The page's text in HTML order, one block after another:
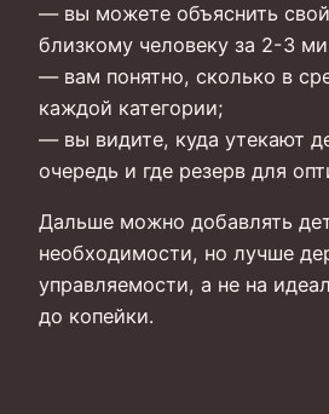
— вы можете объяснить
близкому человеку за 2-3
— вам понятно, сколько в
каждой категории;
— вы видите, куда утекают
очередь и где резерв для
Дальше можно добавлять
необходимости, но лучше
управляемости, а не на
до копейки.